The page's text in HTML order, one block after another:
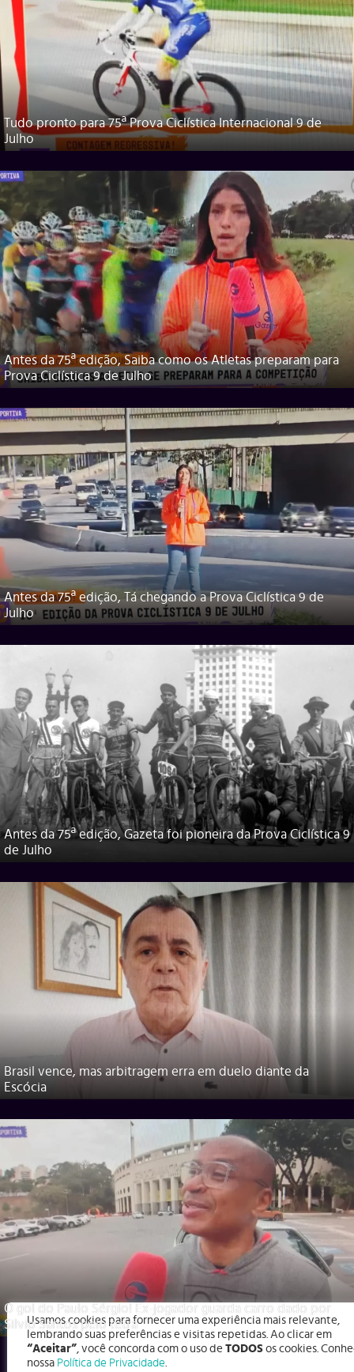
Tudo pronto para 75ª Prova Ciclística Internacional 9 de
Julho
Antes da 75ª edição, Saiba como os Atletas preparam para
Prova Ciclística 9 de Julho
Antes da 75ª edição, Tá chegando a Prova Ciclística 9 de
Julho
Antes da 75ª edição, Gazeta foi pioneira da Prova Ciclística 9
de Julho
Brasil vence, mas arbitragem erra em duelo diante da
Escócia
O gol do Paulo Sérgio! Ex-jogador guarda carro dado por
Silvio Santos pelo tetra
Usamos cookies para fornecer uma experiência mais relevante,
lembrando suas preferências e visitas repetidas. Ao clicar em
“Aceitar”, você concorda com o uso de TODOSos cookies.
nossa Política de Privacidade.